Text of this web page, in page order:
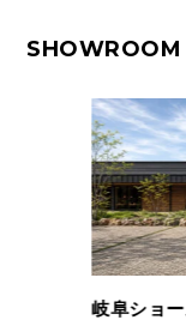
SHOWROOM
岐阜ショ